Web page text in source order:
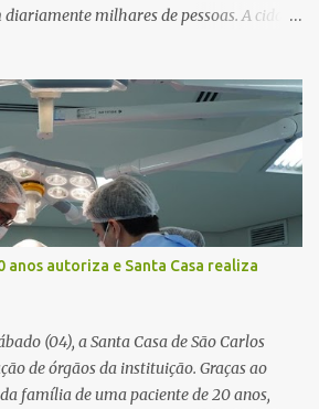
milhares de pessoas. A cidade
de diversas cidades do entorno,
a responsabilidade da gestão sobre
(SUS). Nos últimos anos, o Governo
destinados ao fortalecimento
hospitalar e da
de saúde. Entretanto, em um cenário
e recursos necessariamente limitados, a
pública não é apenas investir mais,
investir para produzir o maior benefício
reflexão encontra respaldo tanto na
anos autoriza e Santa Casa realiza
(04), a Santa Casa de São Carlos
de órgãos da instituição. Graças ao
família de uma paciente de 20 anos,